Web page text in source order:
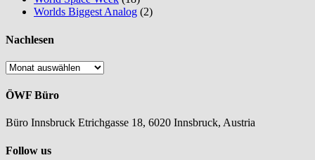
Worlds Biggest Analog (2)
Nachlesen
Nachlesen
ÖWF Büro
Büro Innsbruck Etrichgasse 18, 6020 Innsbruck, Austria
Follow us